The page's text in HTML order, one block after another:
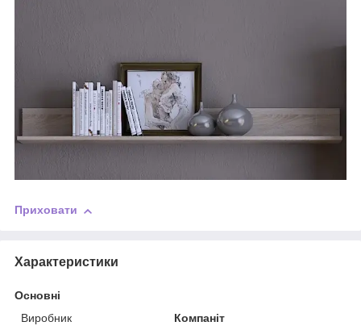
Приховати
Характеристики
Основні
Виробник
Компаніт